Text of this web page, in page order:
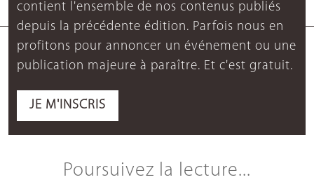
contient l'ensemble de nos contenus publiés
depuis la précédente édition. Parfois nous en
profitons pour annoncer un événement ou une
publication majeure à paraître. Et c'est gratuit.
JE M'INSCRIS
Poursuivez la lecture...